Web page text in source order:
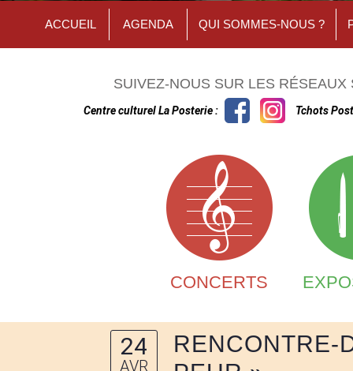
ACCUEIL AGENDA QUI SOMMES-NOUS ?
SUIVEZ-NOUS SUR LES RÉSEAUX
Centre culturel La Posterie : Tchots
CONCERTS
24
AVR
RENCONTRE-